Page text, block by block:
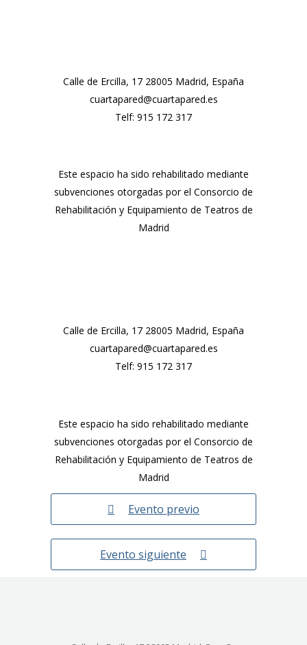
Calle de Ercilla, 17 28005 Madrid, España
cuartapared@cuartapared.es
Telf: 915 172 317
Este espacio ha sido rehabilitado mediante
subvenciones otorgadas por el Consorcio de
Rehabilitación y Equipamiento de Teatros de
Madrid
Calle de Ercilla, 17 28005 Madrid, España
cuartapared@cuartapared.es
Telf: 915 172 317
Este espacio ha sido rehabilitado mediante
subvenciones otorgadas por el Consorcio de
Rehabilitación y Equipamiento de Teatros de
Madrid
Evento previo
Evento siguiente